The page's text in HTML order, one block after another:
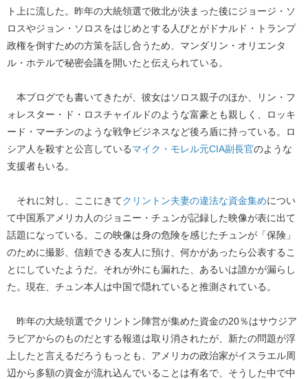
ト上に流した。昨年の大統領選で敗北が決まった後にジョージ・ソ
ロスやジョン・ソロスをはじめとする人びとがドナルド・トランプ
政権を倒すための方策を話し合うため、マンダリン・オリエンタ
ル・ホテルで秘密会議を開いたと伝えられている。
本ブログでも書いてきたが、彼女はソロス親子のほか、リン・フ
ォレスター・ド・ロスチャイルドのような富豪とも親しく、ロッキ
ード・マーチンのような戦争ビジネスなど後ろ盾に持っている。ロ
シア人を殺すと公言しているマイク・モレル元CIA副長官のような
支援者もいる。
それに対し、ここにきてクリントン夫妻の違法な資金集めについ
て中国系アメリカ人のジョニー・チュンが記録した映像が表に出て
話題になっている。この映像は身の危険を感じたチュンが「保険」
のために撮影、信頼できる友人に預け、何かがあったら公表するこ
とにしていたようだ。それが外にも漏れた、あるいは誰かが漏らし
た。現在、チュン本人は中国で隠れていると推測されている。
昨年の大統領選でクリントン陣営が集めた資金の20％はサウジア
ラビアからのものだとする報道は取り消されたが、新たの問題が浮
上したと言えるだろうもっとも、アメリカの政治家がイスラエル周
辺から多額の資金が流れ込んでいることは有名で、そうした中で中